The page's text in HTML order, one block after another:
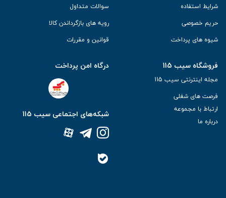
شرایط استفاده
حریم خصوصی
شیوه های پرداخت
سوالات متداول
رویه های بازگرداندن کالا
قوانین و مقررات
فروشگاه سیب 115
مجله اینترنتی سیب 115
فرصت های شغلی
ارتباط با مجموعه
درباره ما
درگاه امن پرداخت
شبکه‌های اجتماعی سیب 115